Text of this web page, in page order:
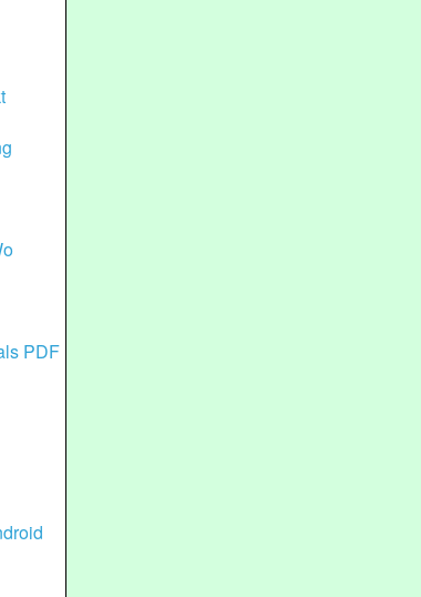
PDF